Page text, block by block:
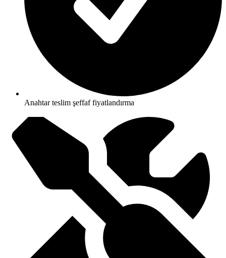
Anahtar teslim şeffaf fiyatlandırma